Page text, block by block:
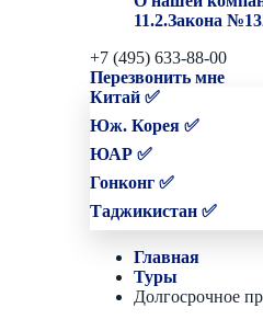
11.2.Закона
+7 (495) 633-88-00
Перезвонить мне
Китай ✅
Юж. Корея ✅
ЮАР ✅
Гонконг ✅
Таджикистан ✅
Главная
Туры
Долгосрочное